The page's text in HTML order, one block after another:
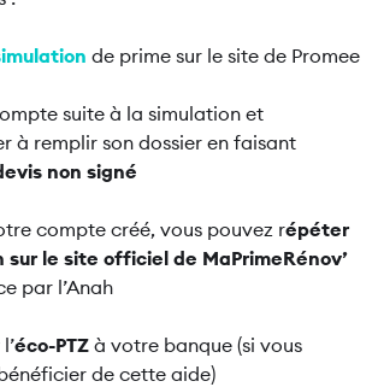
de prime sur le site de Promee
suite à la simulation et
à remplir son dossier en faisant
non signé
compte créé, vous pouvez répéter
sur le site officiel de MaPrimeRénov’
par l’Anah
éco-PTZ à votre banque (si vous
de cette aide)